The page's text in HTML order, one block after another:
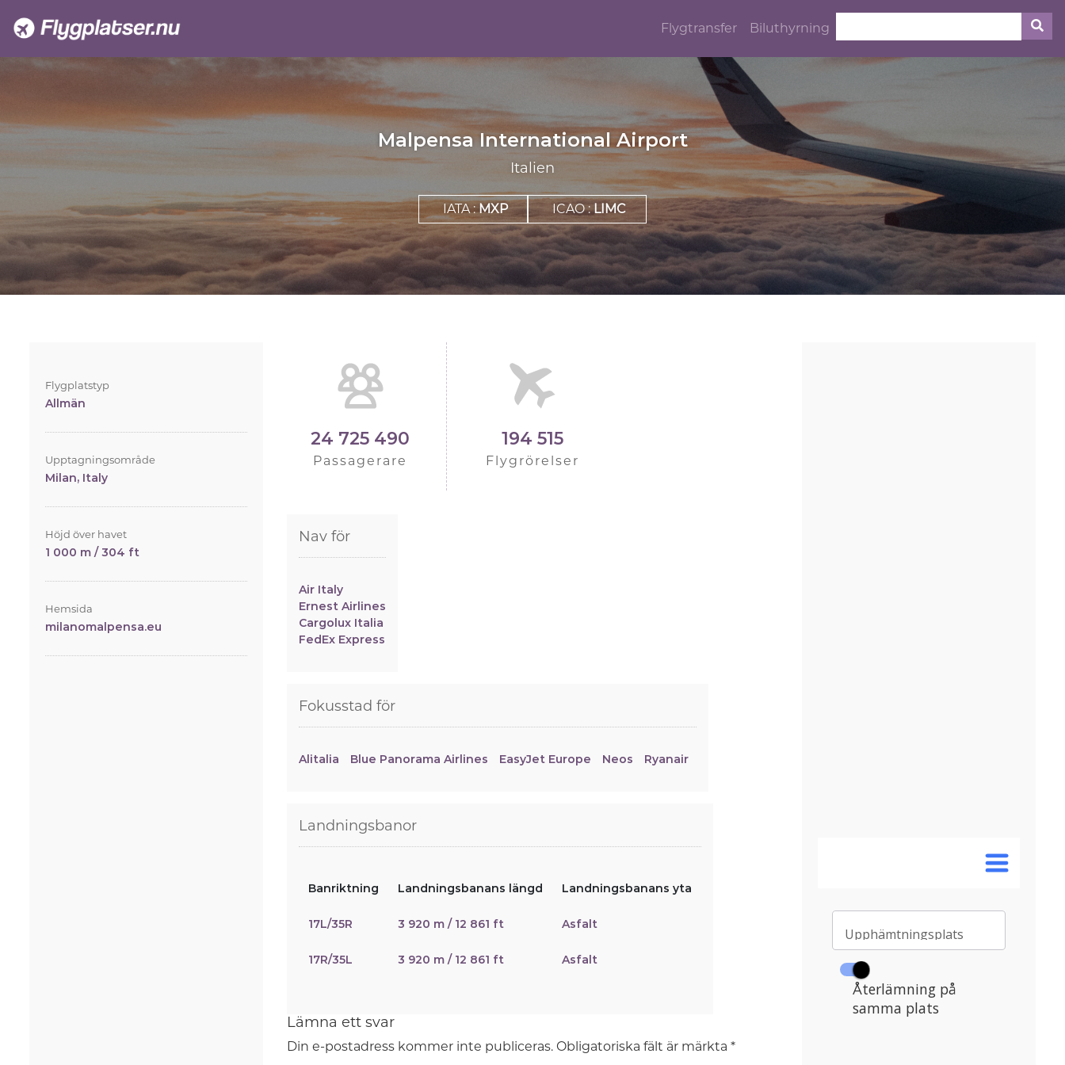
Flygtransfer Biluthyrning
Malpensa International Airport
Italien
IATA :MXP ICAO :LIMC
Flygplatstyp
Allmän
Upptagningsområde
Milan, Italy
Höjd över havet
1 000 m / 304 ft
Hemsida
milanomalpensa.eu
24 725 490
Passagerare
194 515
Flygrörelser
Nav för
Air Italy
Ernest Airlines
Cargolux Italia
FedEx Express
Fokusstad för
Alitalia Blue Panorama Airlines EasyJet Europe Neos Ryanair
Landningsbanor
Banriktning Landningsbanans längd Landningsbanans yta
17L/35R 3 920 m / 12 861 ft Asfalt
17R/35L 3 920 m / 12 861 ft Asfalt
Lämna ett svar
Din e-postadress kommer inte publiceras. Obligatoriska fält är märkta *